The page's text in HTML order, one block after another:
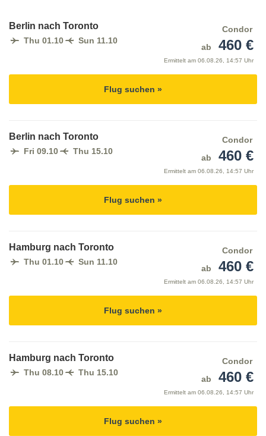
Berlin nach Toronto
Thu 01.10 Sun 11.10
Condor
ab
460 €
Ermittelt am 06.08.26, 14:57 Uhr
Flug suchen »
Berlin nach Toronto
Fri 09.10 Thu 15.10
Condor
ab
460 €
Ermittelt am 06.08.26, 14:57 Uhr
Flug suchen »
Hamburg nach Toronto
Thu 01.10 Sun 11.10
Condor
ab
460 €
Ermittelt am 06.08.26, 14:57 Uhr
Flug suchen »
Hamburg nach Toronto
Thu 08.10 Thu 15.10
Condor
ab
460 €
Ermittelt am 06.08.26, 14:57 Uhr
Flug suchen »